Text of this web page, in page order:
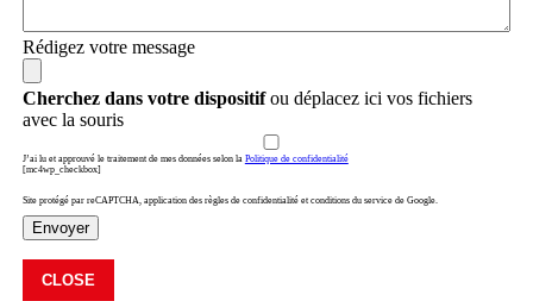
Rédigez votre message
Cherchez dans votre dispositifou déplacez ici vos fichiers
avec la souris
J’ai lu et approuvé le traitement de mes données selon la Politique de confidentialité
[mc4wp_checkbox]
Site protégé par reCAPTCHA, application des règles de confidentialité et conditions du service de Google.
Envoyer
CLOSE